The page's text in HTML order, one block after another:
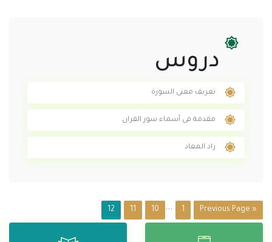
دروس
تعريف معنى السورة
مقدمة فى أسماء سور القران
زاد المعاد
« Previous Page
1
...
10
11
12